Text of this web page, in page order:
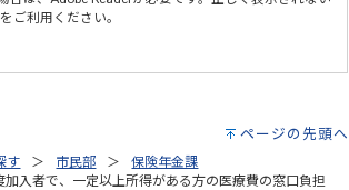
ご利用ください。
ページの先頭へ
す 市民部
保険年金課
加入者で、一定以上所得がある方の医療費の窓口負担